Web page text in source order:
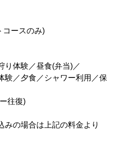
コースのみ)
り体験／昼食(弁当)／
験／夕食／シャワー利用／保
往復)
の場合は上記の料金より